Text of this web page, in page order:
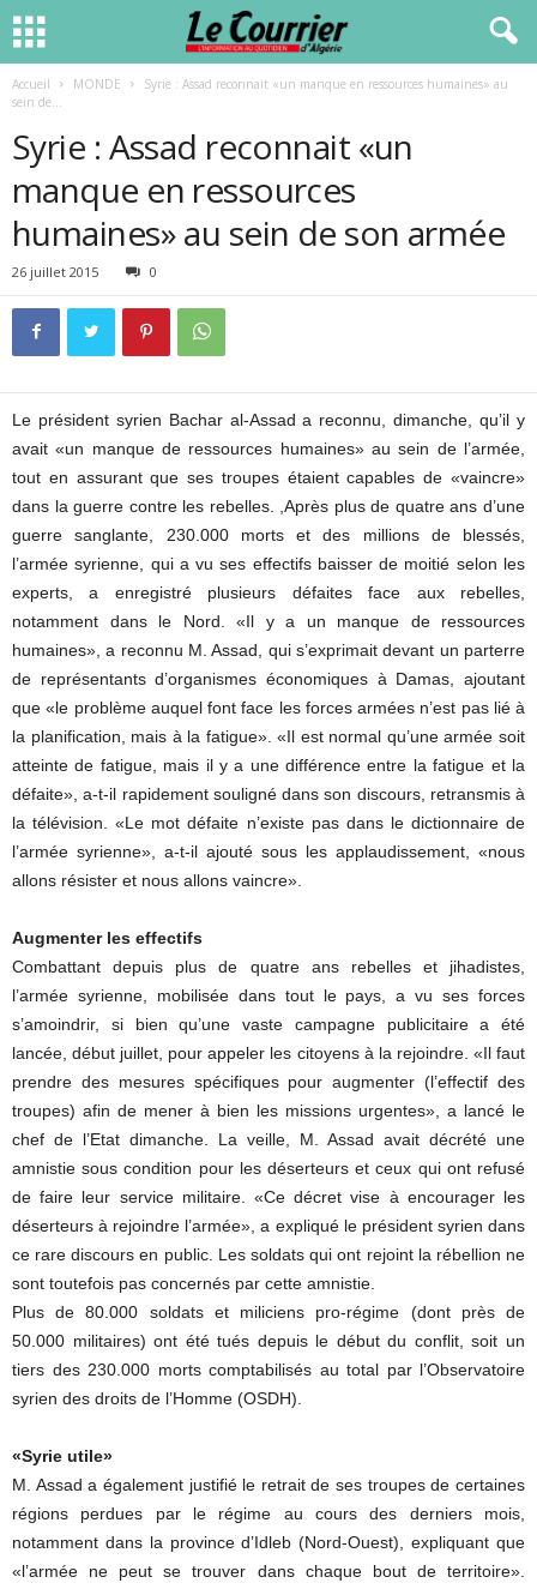
Accueil MONDE
Syrie : Assad reconnait «un manque en ressources humaines» au
sein de...
Syrie : Assad reconnait «un
manque en ressources
humaines» au sein de son armée
26 juillet 2015 0
Le président syrien Bachar al-Assad a reconnu, dimanche, qu’il y
avait «un manque de ressources humaines» au sein de l’armée,
tout en assurant que ses troupes étaient capables de «vaincre»
dans la guerre contre les rebelles. ,Après plus de quatre ans d’une
guerre sanglante, 230.000 morts et des millions de blessés,
l’armée syrienne, qui a vu ses effectifs baisser de moitié selon les
experts, a enregistré plusieurs défaites face aux rebelles,
notamment dans le Nord. «Il y a un manque de ressources
humaines», a reconnu M. Assad, qui s’exprimait devant un parterre
de représentants d’organismes économiques à Damas, ajoutant
que «le problème auquel font face les forces armées n’est pas lié à
la planification, mais à la fatigue». «Il est normal qu’une armée soit
atteinte de fatigue, mais il y a une différence entre la fatigue et la
défaite», a-t-il rapidement souligné dans son discours, retransmis à
la télévision. «Le mot défaite n’existe pas dans le dictionnaire de
l’armée syrienne», a-t-il ajouté sous les applaudissement, «nous
allons résister et nous allons vaincre».
Augmenter les effectifs
Combattant depuis plus de quatre ans rebelles et jihadistes,
l’armée syrienne, mobilisée dans tout le pays, a vu ses forces
s’amoindrir, si bien qu’une vaste campagne publicitaire a été
lancée, début juillet, pour appeler les citoyens à la rejoindre. «Il faut
prendre des mesures spécifiques pour augmenter (l’effectif des
troupes) afin de mener à bien les missions urgentes», a lancé le
chef de l’Etat dimanche. La veille, M. Assad avait décrété une
amnistie sous condition pour les déserteurs et ceux qui ont refusé
de faire leur service militaire. «Ce décret vise à encourager les
déserteurs à rejoindre l’armée», a expliqué le président syrien dans
ce rare discours en public. Les soldats qui ont rejoint la rébellion ne
sont toutefois pas concernés par cette amnistie.
Plus de 80.000 soldats et miliciens pro-régime (dont près de
50.000 militaires) ont été tués depuis le début du conflit, soit un
tiers des 230.000 morts comptabilisés au total par l’Observatoire
syrien des droits de l’Homme (OSDH).
«Syrie utile»
M. Assad a également justifié le retrait de ses troupes de certaines
régions perdues par le régime au cours des derniers mois,
notamment dans la province d’Idleb (Nord-Ouest), expliquant que
«l’armée ne peut se trouver dans chaque bout de territoire».